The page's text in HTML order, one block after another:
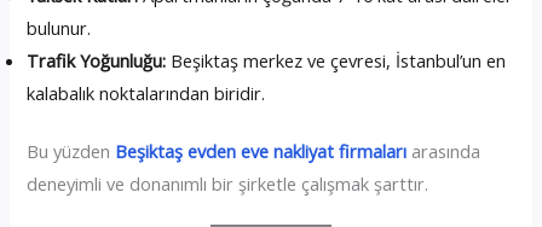
bulunur.
Trafik Yoğunluğu: Beşiktaş merkez ve çevresi, İstanbul’un en
kalabalık noktalarından biridir.
Bu yüzden Beşiktaş evden eve nakliyat firmaları arasında
deneyimli ve donanımlı bir şirketle çalışmak şarttır.